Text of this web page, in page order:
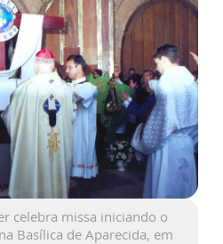
celebra missa iniciando o
Basílica de Aparecida, em